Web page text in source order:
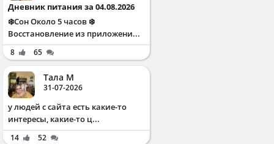
Дневник питания за 04.08.2026
❄️Сон Около 5 часов ❄️
Восстановление из приложени...
8 65
Тала М
31-07-2026
у людей с сайта есть какие-то
интересы, какие-то ц...
14 52